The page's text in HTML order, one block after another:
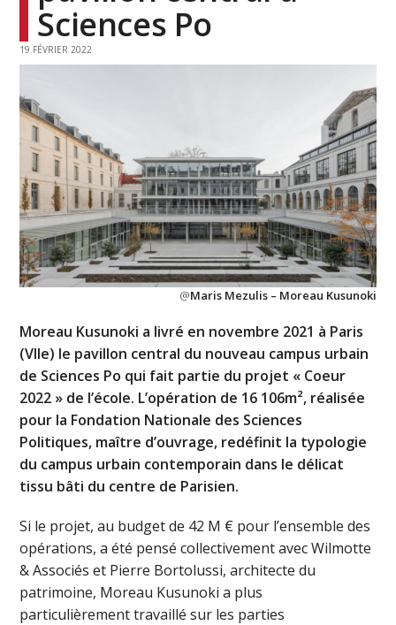
Sciences Po
19 FÉVRIER 2022
@Maris Mezulis – Moreau Kusunoki
Moreau Kusunoki a livré en novembre 2021 à Paris
(VIIe) le pavillon central du nouveau campus urbain
de Sciences Po qui fait partie du projet « Coeur
2022 » de l’école. L’opération de 16 106m², réalisée
pour la Fondation Nationale des Sciences
Politiques, maître d’ouvrage, redéfinit la typologie
du campus urbain contemporain dans le délicat
tissu bâti du centre de Parisien.
Si le projet, au budget de 42 M € pour l’ensemble des
opérations, a été pensé collectivement avec Wilmotte
& Associés et Pierre Bortolussi, architecte du
patrimoine, Moreau Kusunoki a plus
particulièrement travaillé sur les parties